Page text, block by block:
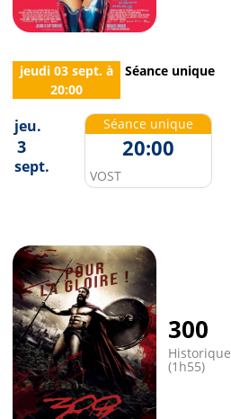
jeudi 03 sept.à
20:00
Séance unique
jeu.
3
sept.
Séance unique
20:00
VOST
300
Historique
(1h55)